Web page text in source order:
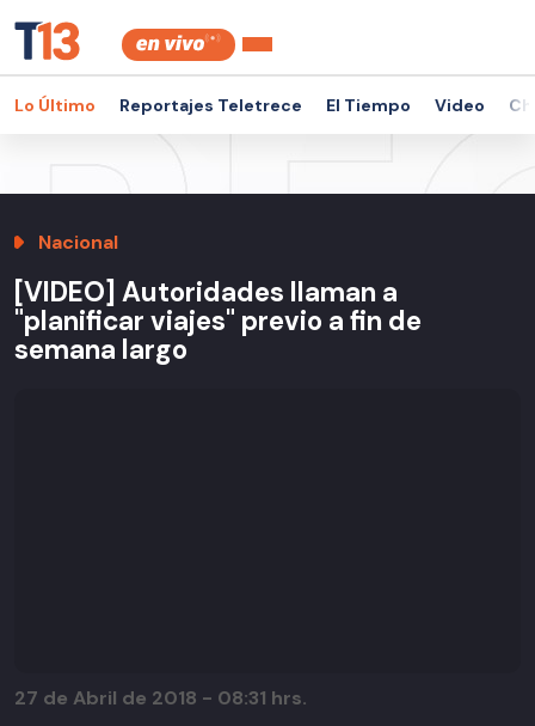
Lo Último Reportajes Teletrece El Tiempo Video
Nacional
[VIDEO] Autoridades llaman a
"planificar viajes" previo a fin de
semana largo
27 de Abril de 2018 - 08:31 hrs.